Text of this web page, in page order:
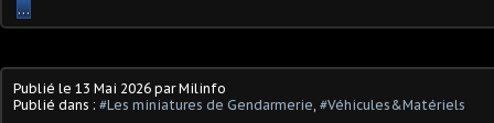
…
Publié le 13 Mai 2026 par Milinfo
Publié dans : #Les miniatures de Gendarmerie, #Véhicules&Matériels